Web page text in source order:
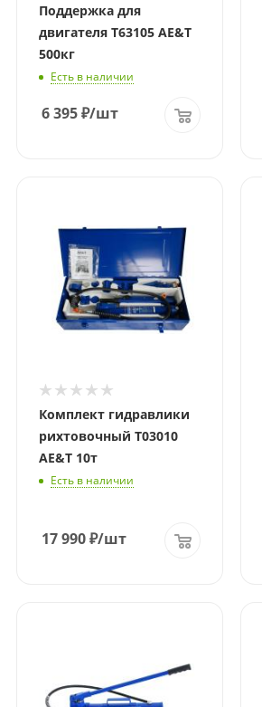
Поддержка для
двигателя T63105 AE&T
500кг
Есть в наличии
6 395₽/шт
10 т.
Комплект гидравлики
рихтовочный T03010
AE&T 10т
Есть в наличии
17 990₽/шт